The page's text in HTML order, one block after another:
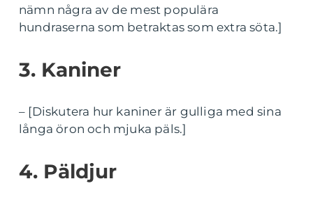
nämn några av de mest populära
hundraserna som betraktas som extra söta.]
3. Kaniner
– [Diskutera hur kaniner är gulliga med sina
långa öron och mjuka päls.]
4. Päldjur